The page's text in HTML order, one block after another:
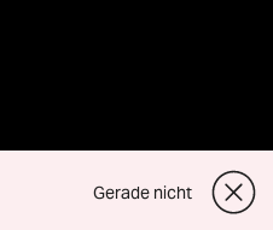
Gerade nicht